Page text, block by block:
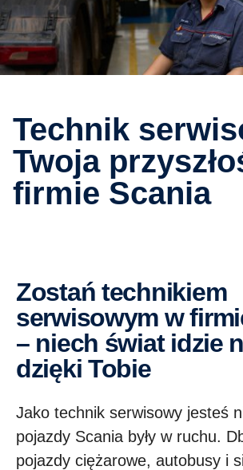
Technik serwisowy –
Twoja
firmie Scania
Zostań technikiem
serwisowym w
– niech świat idzie
dzięki Tobie
Jako technik serwisowy jesteś
pojazdy Scania były w ruchu.
pojazdy ciężarowe, autobusy i